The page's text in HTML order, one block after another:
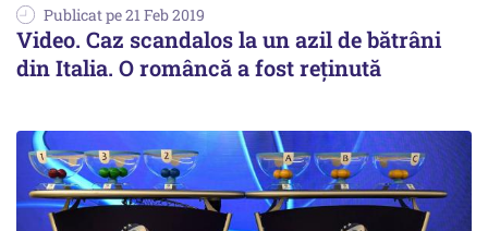
Publicat pe 21 Feb 2019
Video. Caz scandalos la un azil de bătrâni
din Italia. O româncă a fost reținută